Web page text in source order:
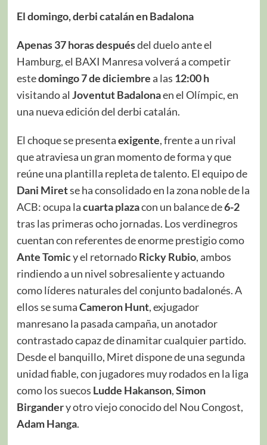
El domingo, derbi catalán en Badalona
Apenas 37 horas despuésdel duelo ante el
Hamburg, el BAXI Manresa volverá a competir
estedomingo 7 de diciembrea las 12:00 h
visitando al Joventut Badalonaen el Olímpic, en
una nueva edición del derbi catalán.
El choque se presentaexigente, frente a un rival
que atraviesa un gran momento de forma y que
reúne una plantilla repleta de talento. El equipo de
Dani Miretse ha consolidado en la zona noble de la
ACB: ocupa lacuarta plazacon un balance de6-2
tras las primeras ocho jornadas. Los verdinegros
cuentan con referentes de enorme prestigio como
Ante Tomicy el retornadoRicky Rubio, ambos
rindiendo a un nivel sobresaliente y actuando
como líderes naturales del conjunto badalonés. A
ellos se sumaCameron Hunt, exjugador
manresano la pasada campaña, un anotador
contrastado capaz de dinamitar cualquier partido.
Desde el banquillo, Miret dispone de una segunda
unidad fiable, con jugadores muy rodados en la liga
como los suecos Ludde Hakanson,Simon
Birgandery otro viejo conocido del Nou Congost,
Adam Hanga.